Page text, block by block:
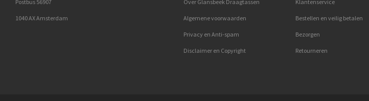
Postbus 56907
1040 AX Amsterdam
Over Glansbeek Draagtassen
Algemene voorwaarden
Privacy en Anti-spam
Disclaimer en Copyright
Klantenservice
Bestellen en veilig betalen
Bezorgen
Retourneren